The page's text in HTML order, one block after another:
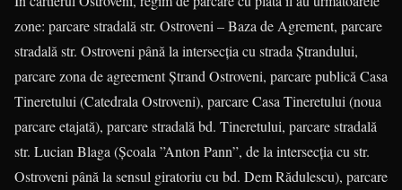
zone: parcare stradală str. Ostroveni – Baza de Agrement, parcare
stradală str. Ostroveni până la intersecţia cu strada Ştrandului,
parcare zona de agreement Ştrand Ostroveni, parcare publică Casa
Tineretului (Catedrala Ostroveni), parcare Casa Tineretului (noua
parcare etajată), parcare stradală bd. Tineretului, parcare stradală
str. Lucian Blaga (Şcoala ”Anton Pann”, de la intersecţia cu str.
Ostroveni până la sensul giratoriu cu bd. Dem Rădulescu), parcare